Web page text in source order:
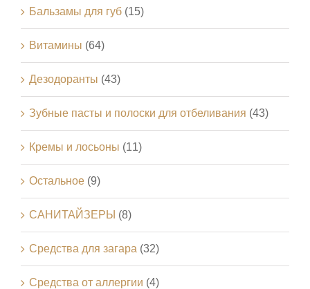
Бальзамы для губ (15)
Витамины (64)
Дезодоранты (43)
Зубные пасты и полоски для отбеливания (43)
Кремы и лосьоны (11)
Остальное (9)
САНИТАЙЗЕРЫ (8)
Средства для загара (32)
Средства от аллергии (4)